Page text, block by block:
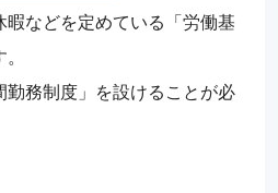
などを定めている「労働基
務制度」を設けることが必